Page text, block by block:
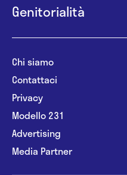
Genitorialità
Chi siamo
Contattaci
Privacy
Modello 231
Advertising
Media Partner